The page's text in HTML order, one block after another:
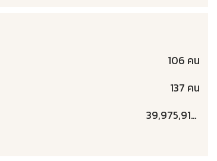
106 คน
137 คน
39,975,917 คน